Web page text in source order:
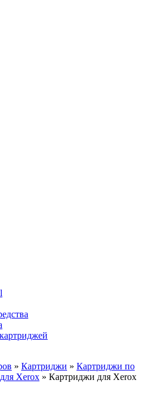
» Картриджи » Картриджи по
Xerox » Картриджи для Xerox